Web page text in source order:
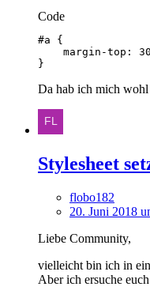
Code
}
Da hab ich mich
Stylesheet
flobo182
20. Juni 2018
Liebe Community,
vielleicht bin ich in
Aber ich ersuche